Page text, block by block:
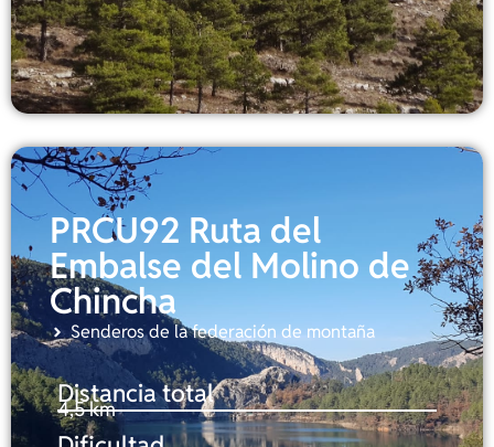
PRCU92 Ruta del
Embalse del Molino de
Chincha
Senderos de la federación de montaña
Distancia total
4,5 km